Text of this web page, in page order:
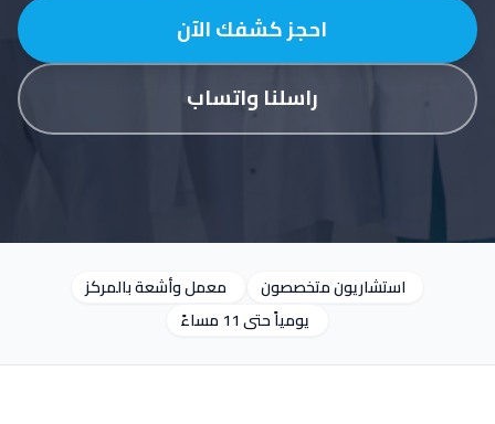
احجز كشفك الآن
راسلنا واتساب
استشاريون متخصصون
معمل وأشعة بالمركز
يومياً حتى 11 مساءً